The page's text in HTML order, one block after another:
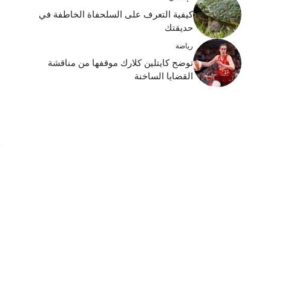
كيفية التعرف على السلحفاة الخاطفة في
حديقتك
رياضة
توضح كايتلين كلارك موقفها من مناقشة
القضايا الساخنة